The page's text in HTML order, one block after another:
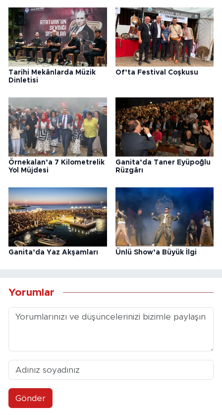
Tarihi Mekânlarda Müzik
Dinletisi
Of’ta Festival Coşkusu
Örnekalan’a 7 Kilometrelik
Yol Müjdesi
Ganita’da Taner Eyüpoğlu
Rüzgârı
Ganita’da Yaz Akşamları Ünlü Show’a Büyük İlgi
Yorumlar
Gönder